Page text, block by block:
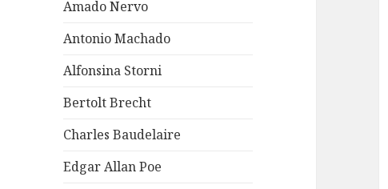
Amado Nervo
Antonio Machado
Alfonsina Storni
Bertolt Brecht
Charles Baudelaire
Edgar Allan Poe